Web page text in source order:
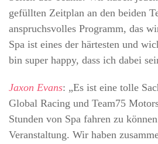
gefüllten Zeitplan an den beiden
anspruchsvolles Programm, das
Spa ist eines der härtesten und
bin super happy, dass ich dabei
Jaxon Evans: „Es ist eine tolle
Global Racing und Team75
Stunden von Spa fahren zu
Veranstaltung. Wir haben